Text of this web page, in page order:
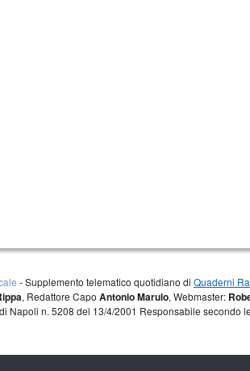
- Supplemento telematico quotidiano di Quaderni
, Redattore Capo Antonio Marulo, Webmaster:
Napoli n. 5208 del 13/4/2001 Responsabile secondo